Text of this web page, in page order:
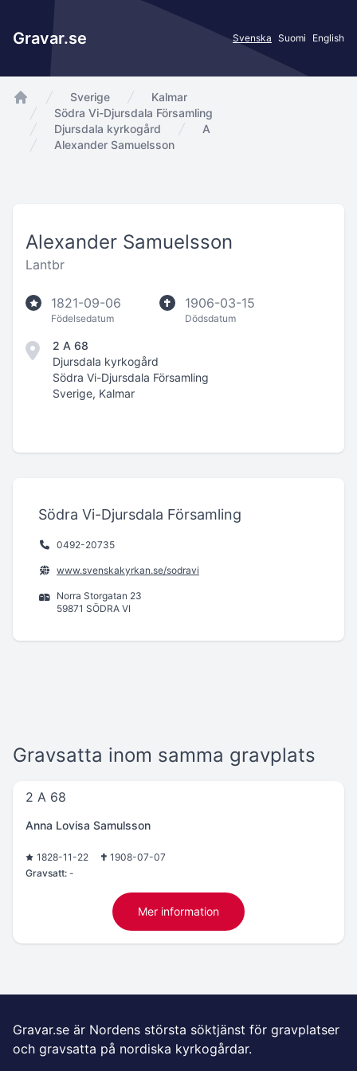
Gravar.se Svenska Suomi English
app.Start
Sverige
Kalmar
Södra Vi-Djursdala Församling
Djursdala kyrkogård
A
Alexander Samuelsson
Alexander Samuelsson
Lantbr
1821-09-06
Födelsedatum
1906-03-15
Dödsdatum
2 A 68
Djursdala kyrkogård
Södra Vi-Djursdala Församling
Sverige, Kalmar
Södra Vi-Djursdala Församling
0492-20735
www.svenskakyrkan.se/sodravi
Norra Storgatan 23
59871 SÖDRA VI
Gravsatta inom samma gravplats
2 A 68
Anna Lovisa Samulsson
1828-11-22
1908-07-07
Gravsatt: -
Mer information
Gravar.se är Nordens största söktjänst för gravplatser
och gravsatta på nordiska kyrkogårdar.